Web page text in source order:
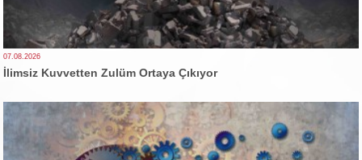
07.08.2026
İlimsiz Kuvvetten Zulüm Ortaya Çıkıyor